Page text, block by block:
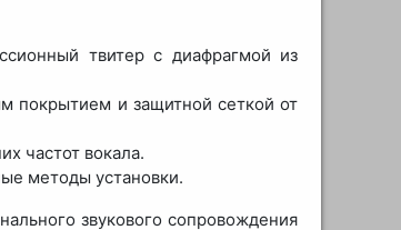
твитер с диафрагмой из
покрытием и защитной сеткой от
частот вокала.
методы установки.
звукового сопровождения